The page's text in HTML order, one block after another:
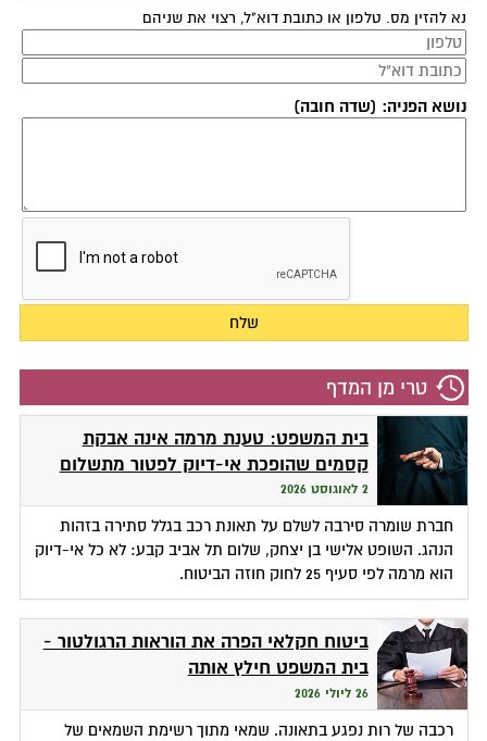
נא להזין מס. טלפון או כתובת דוא"ל, רצוי את שניהם
נושא הפניה: (שדה חובה)
טרי מן המדף
בית המשפט: טענת מרמה אינה אבקת
קסמים שהופכת אי-דיוק לפטור מתשלום
2 לאוגוסט 2026
חברת שומרה סירבה לשלם על תאונת רכב בגלל סתירה בזהות
הנהג. השופט אלישי בן יצחק, שלום תל אביב קבע: לא כל אי-דיוק
הוא מרמה לפי סעיף 25 לחוק חוזה הביטוח.
ביטוח חקלאי הפרה את הוראות הרגולטור -
בית המשפט חילץ אותה
26 ליולי 2026
רכבה של רות נפגע בתאונה. שמאי מתוך רשימת השמאים של